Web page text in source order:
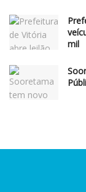
mil